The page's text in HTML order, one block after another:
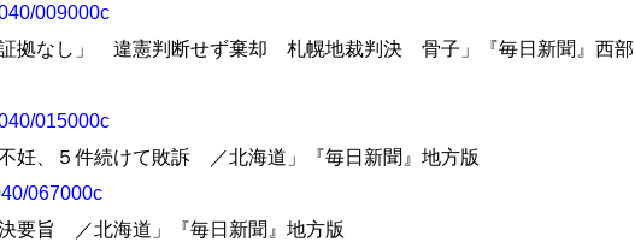
009000c
拠なし」 違憲判断せず棄却 札幌地裁判決 骨子」『毎日新聞』西部
015000c
、５件続けて敗訴 ／北海道」『毎日新聞』地方版
067000c
要旨 ／北海道」『毎日新聞』地方版